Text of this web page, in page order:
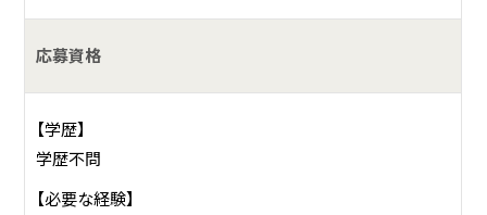
応募資格
【学歴】
学歴不問
【必要な経験】